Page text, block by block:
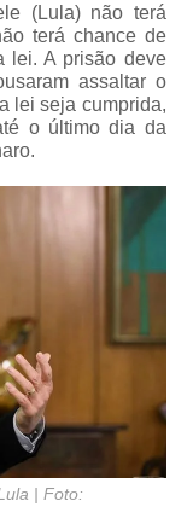
(Lula) não terá
terá chance de
lei. A prisão deve
assaltar o
lei seja cumprida,
o último dia da
| Foto: